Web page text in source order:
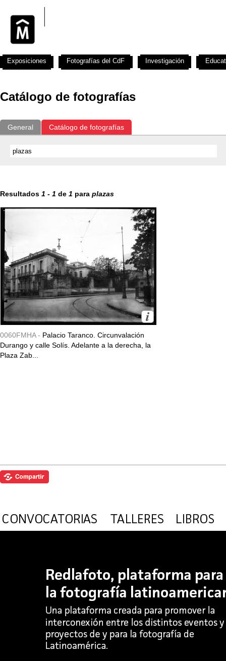
Catálogo de fotografías
General Catálogo de fotografías
Resultados 1 - 1 de 1 para plazas
0060FMHA - Palacio Taranco. Circunvalación
Durango y calle Solís. Adelante a la derecha, la
Plaza Zab...
Exposiciones Fotografías del CdF Investigación